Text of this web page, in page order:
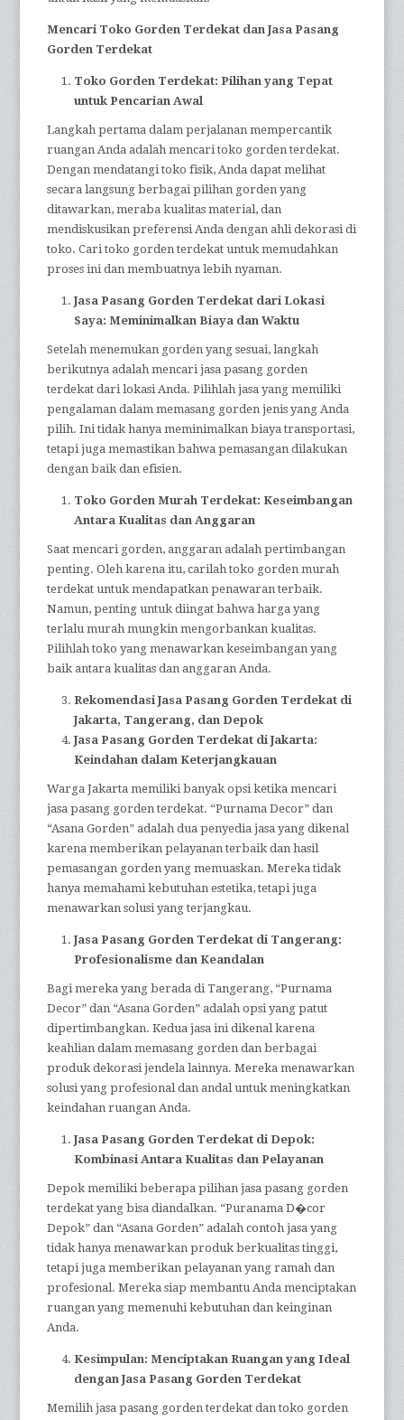
Mencari Toko Gorden Terdekat dan Jasa Pasang
Gorden Terdekat
Toko Gorden Terdekat: Pilihan yang Tepat
untuk Pencarian Awal
Langkah pertama dalam perjalanan mempercantik
ruangan Anda adalah mencari toko gorden terdekat.
Dengan mendatangi toko fisik, Anda dapat melihat
secara langsung berbagai pilihan gorden yang
ditawarkan, meraba kualitas material, dan
mendiskusikan preferensi Anda dengan ahli dekorasi di
toko. Cari toko gorden terdekat untuk memudahkan
proses ini dan membuatnya lebih nyaman.
Jasa Pasang Gorden Terdekat dari Lokasi
Saya: Meminimalkan Biaya dan Waktu
Setelah menemukan gorden yang sesuai, langkah
berikutnya adalah mencari jasa pasang gorden
terdekat dari lokasi Anda. Pilihlah jasa yang memiliki
pengalaman dalam memasang gorden jenis yang Anda
pilih. Ini tidak hanya meminimalkan biaya transportasi,
tetapi juga memastikan bahwa pemasangan dilakukan
dengan baik dan efisien.
Toko Gorden Murah Terdekat: Keseimbangan
Antara Kualitas dan Anggaran
Saat mencari gorden, anggaran adalah pertimbangan
penting. Oleh karena itu, carilah toko gorden murah
terdekat untuk mendapatkan penawaran terbaik.
Namun, penting untuk diingat bahwa harga yang
terlalu murah mungkin mengorbankan kualitas.
Pilihlah toko yang menawarkan keseimbangan yang
baik antara kualitas dan anggaran Anda.
Rekomendasi Jasa Pasang Gorden Terdekat di
Jakarta, Tangerang, dan Depok
Jasa Pasang Gorden Terdekat di Jakarta:
Keindahan dalam Keterjangkauan
Warga Jakarta memiliki banyak opsi ketika mencari
jasa pasang gorden terdekat. “Purnama Decor” dan
“Asana Gorden” adalah dua penyedia jasa yang dikenal
karena memberikan pelayanan terbaik dan hasil
pemasangan gorden yang memuaskan. Mereka tidak
hanya memahami kebutuhan estetika, tetapi juga
menawarkan solusi yang terjangkau.
Jasa Pasang Gorden Terdekat di Tangerang:
Profesionalisme dan Keandalan
Bagi mereka yang berada di Tangerang, “Purnama
Decor” dan “Asana Gorden” adalah opsi yang patut
dipertimbangkan. Kedua jasa ini dikenal karena
keahlian dalam memasang gorden dan berbagai
produk dekorasi jendela lainnya. Mereka menawarkan
solusi yang profesional dan andal untuk meningkatkan
keindahan ruangan Anda.
Jasa Pasang Gorden Terdekat di Depok:
Kombinasi Antara Kualitas dan Pelayanan
Depok memiliki beberapa pilihan jasa pasang gorden
terdekat yang bisa diandalkan. “Puranama D�cor
Depok” dan “Asana Gorden” adalah contoh jasa yang
tidak hanya menawarkan produk berkualitas tinggi,
tetapi juga memberikan pelayanan yang ramah dan
profesional. Mereka siap membantu Anda menciptakan
ruangan yang memenuhi kebutuhan dan keinginan
Anda.
Kesimpulan: Menciptakan Ruangan yang Ideal
dengan Jasa Pasang Gorden Terdekat
Memilih jasa pasang gorden terdekat dan toko gorden